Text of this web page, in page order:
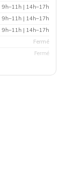
9h–11h | 14h–17h
9h–11h | 14h–17h
9h–11h | 14h–17h
Fermé
Fermé